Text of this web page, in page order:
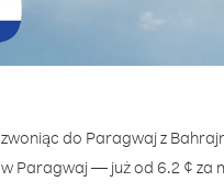
do Paragwaj z
Paragwaj — już od 6.2 ¢ za